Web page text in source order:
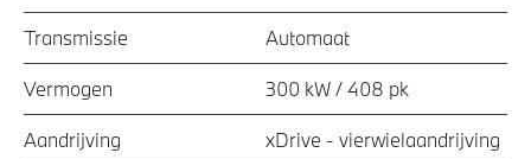
Transmissie Automaat
Vermogen 300 kW / 408 pk
Aandrijving xDrive - vierwielaandrijving